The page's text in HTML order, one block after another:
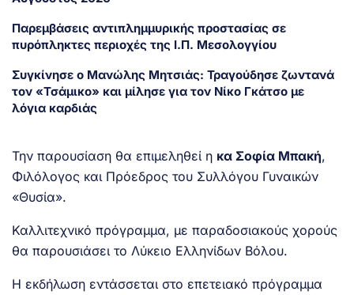
Παρεμβάσεις αντιπλημμυρικής προστασίας σε
πυρόπληκτες περιοχές της Ι.Π. Μεσολογγίου
Συγκίνησε ο Μανώλης Μητσιάς: Τραγούδησε ζωντανά
τον «Τσάμικο» και μίλησε για τον Νίκο Γκάτσο με
λόγια καρδιάς
Την παρουσίαση θα επιμεληθεί η κα Σοφία Μπακή,
Φιλόλογος και Πρόεδρος του Συλλόγου Γυναικών
«Θυσία».
Καλλιτεχνικό πρόγραμμα, με παραδοσιακούς χορούς
θα παρουσιάσει το Λύκειο Ελληνίδων Βόλου.
Η εκδήλωση εντάσσεται στο επετειακό πρόγραμμα